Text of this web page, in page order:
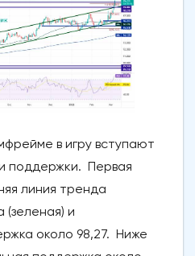
в игру вступают
поддержки. Первая
линия тренда
(зеленая) и
около 98,27. Ниже